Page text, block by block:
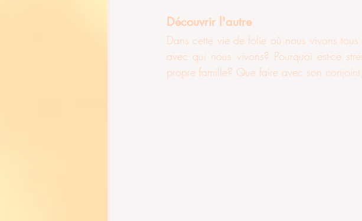
Découvrir l'autre
Dans cette vie de folie où nous vivons
avec qui nous vivons? Pourquoi est-ce
propre famille? Que faire avec son